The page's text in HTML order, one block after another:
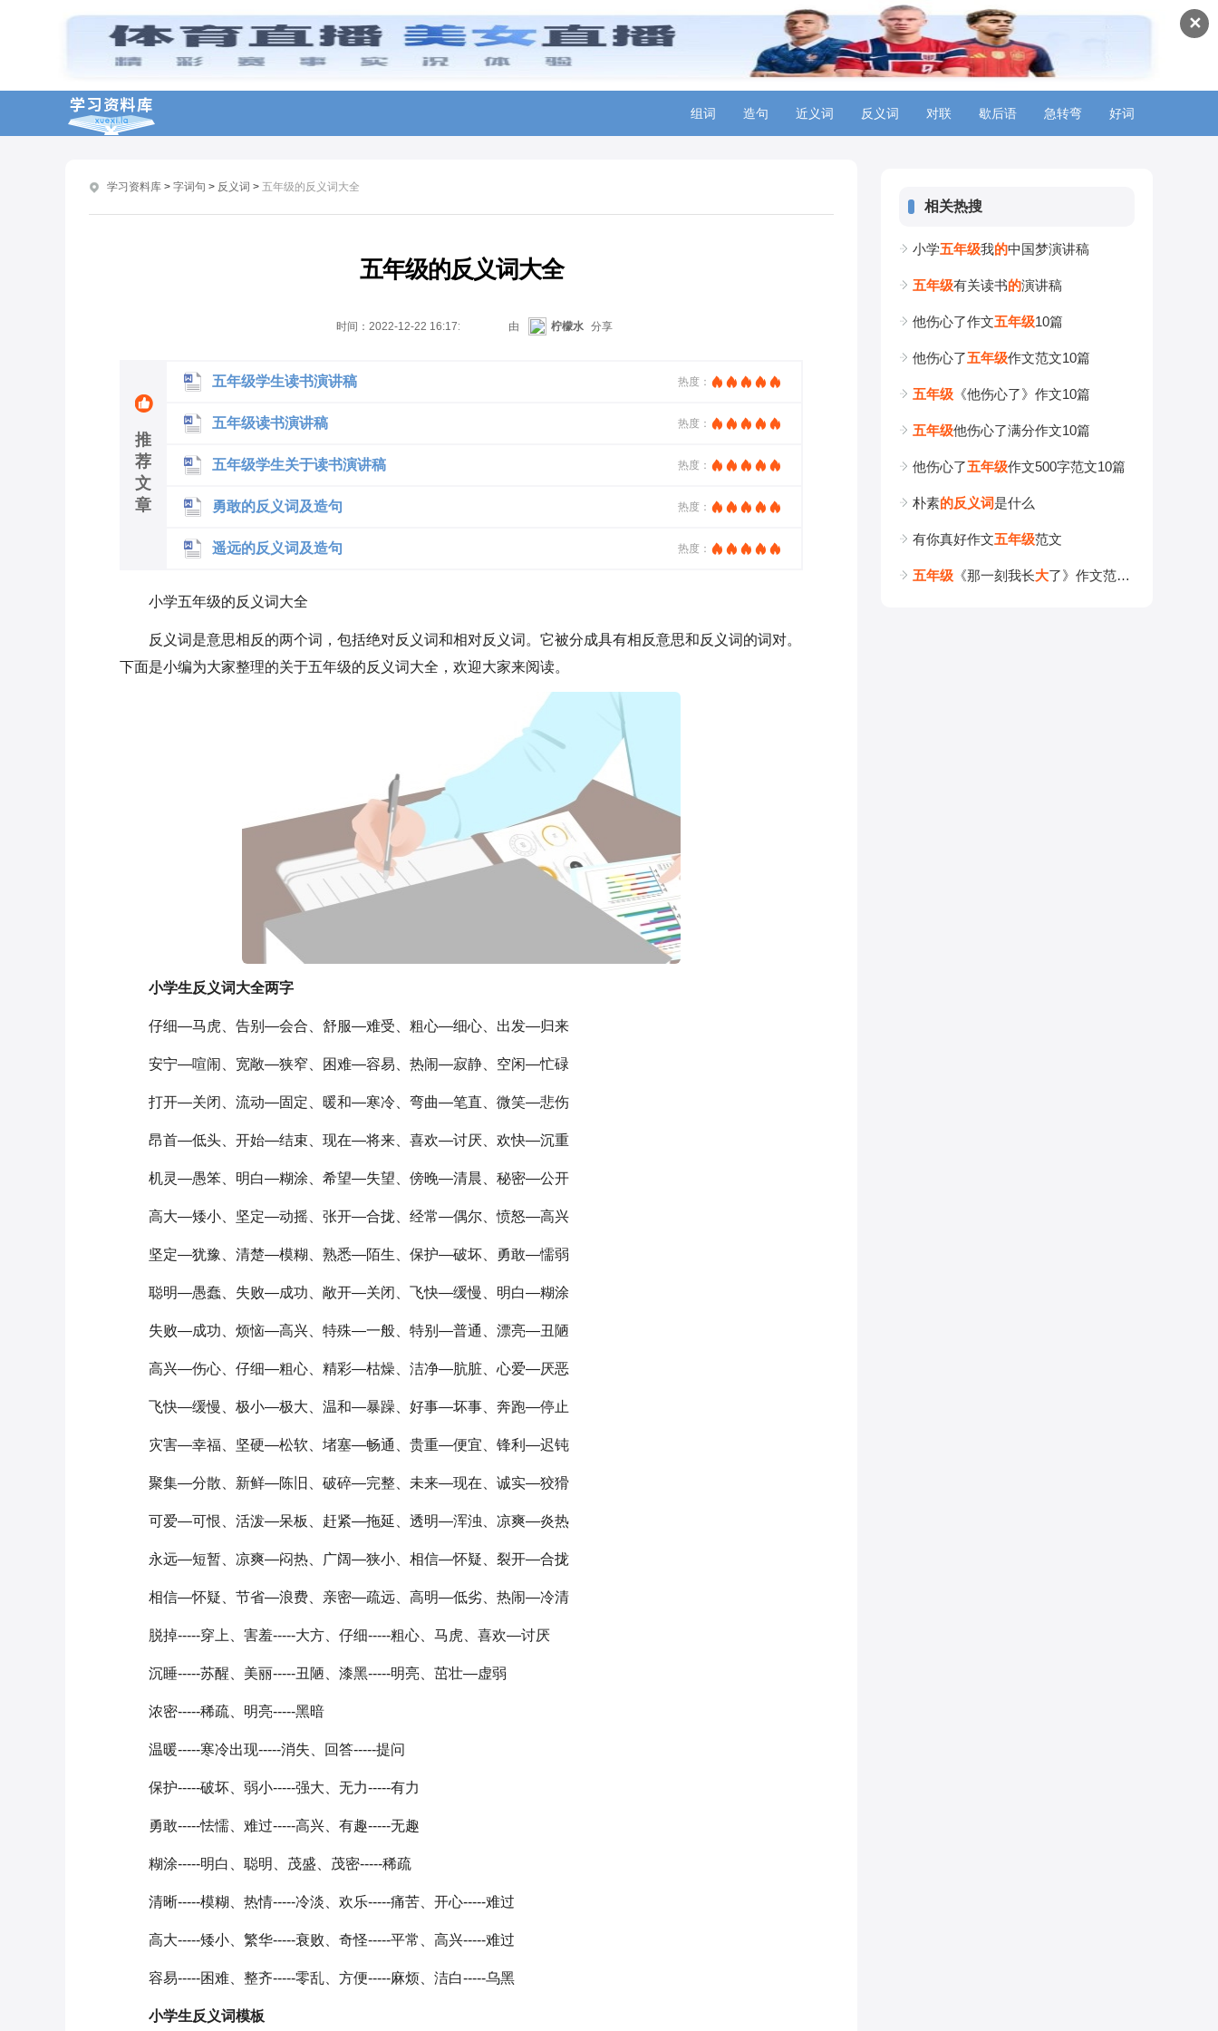
✕
组词 造句 近义词 反义词 对联 歇后语 急转弯 好词
学习资料库 > 字词句 > 反义词 > 五年级的反义词大全
五年级的反义词大全
时间： 2022-12-22 16:17:33 由 柠檬水 分享
推
荐
文
章
五年级学生读书演讲稿 热度：
五年级读书演讲稿 热度：
五年级学生关于读书演讲稿 热度：
勇敢的反义词及造句 热度：
遥远的反义词及造句 热度：
小学五年级的反义词大全
反义词是意思相反的两个词，包括绝对反义词和相对反义词。它被分成具有相反意思和反义词的词对。
下面是小编为大家整理的关于五年级的反义词大全，欢迎大家来阅读。
小学生反义词大全两字
仔细—马虎、告别—会合、舒服—难受、粗心—细心、出发—归来
安宁—喧闹、宽敞—狭窄、困难—容易、热闹—寂静、空闲—忙碌
打开—关闭、流动—固定、暖和—寒冷、弯曲—笔直、微笑—悲伤
昂首—低头、开始—结束、现在—将来、喜欢—讨厌、欢快—沉重
机灵—愚笨、明白—糊涂、希望—失望、傍晚—清晨、秘密—公开
高大—矮小、坚定—动摇、张开—合拢、经常—偶尔、愤怒—高兴
坚定—犹豫、清楚—模糊、熟悉—陌生、保护—破坏、勇敢—懦弱
聪明—愚蠢、失败—成功、敞开—关闭、飞快—缓慢、明白—糊涂
失败—成功、烦恼—高兴、特殊—一般、特别—普通、漂亮—丑陋
高兴—伤心、仔细—粗心、精彩—枯燥、洁净—肮脏、心爱—厌恶
飞快—缓慢、极小—极大、温和—暴躁、好事—坏事、奔跑—停止
灾害—幸福、坚硬—松软、堵塞—畅通、贵重—便宜、锋利—迟钝
聚集—分散、新鲜—陈旧、破碎—完整、未来—现在、诚实—狡猾
可爱—可恨、活泼—呆板、赶紧—拖延、透明—浑浊、凉爽—炎热
永远—短暂、凉爽—闷热、广阔—狭小、相信—怀疑、裂开—合拢
相信—怀疑、节省—浪费、亲密—疏远、高明—低劣、热闹—冷清
脱掉-----穿上、害羞-----大方、仔细-----粗心、马虎、喜欢—讨厌
沉睡-----苏醒、美丽-----丑陋、漆黑-----明亮、茁壮—虚弱
浓密-----稀疏、明亮-----黑暗
温暖-----寒冷出现-----消失、回答-----提问
保护-----破坏、弱小-----强大、无力-----有力
勇敢-----怯懦、难过-----高兴、有趣-----无趣
糊涂-----明白、聪明、茂盛、茂密-----稀疏
清晰-----模糊、热情-----冷淡、欢乐-----痛苦、开心-----难过
高大-----矮小、繁华-----衰败、奇怪-----平常、高兴-----难过
容易-----困难、整齐-----零乱、方便-----麻烦、洁白-----乌黑
小学生反义词模板
相关热搜
小学五年级我的中国梦演讲稿
五年级有关读书的演讲稿
他伤心了作文五年级10篇
他伤心了五年级作文范文10篇
五年级 《他伤心了》作文10篇
五年级他伤心了满分作文10篇
他伤心了五年级作文500字范文10篇
朴素的反 义词是什么
有你真好作文五年级范文
五年级 《那一刻我长大了》作文范文10篇
冷酷的反义词及造句
失望的反义词及造句
严肃的反义词及造句
得意的反义词及造句
谦虚的反义词是什么